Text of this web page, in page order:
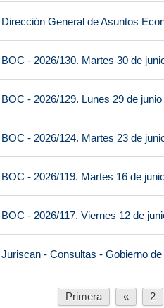
Dirección General de Asuntos
BOC - 2026/130. Martes 30 de
BOC - 2026/129. Lunes 29 de
BOC - 2026/124. Martes 23 de
BOC - 2026/119. Martes 16 de
BOC - 2026/117. Viernes 12 de
Juriscan - Consultas - Gobierno
Primera « 2